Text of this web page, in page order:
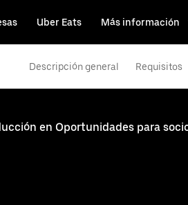
Uber Eats Más información
Descripción general Requisitos
en Oportunidades para